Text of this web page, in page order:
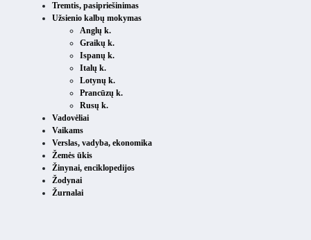
Tremtis, pasipriešinimas
Užsienio kalbų mokymas
Anglų k.
Graikų k.
Ispanų k.
Italų k.
Lotynų k.
Prancūzų k.
Rusų k.
Vadovėliai
Vaikams
Verslas, vadyba, ekonomika
Žemės ūkis
Žinynai, enciklopedijos
Žodynai
Žurnalai